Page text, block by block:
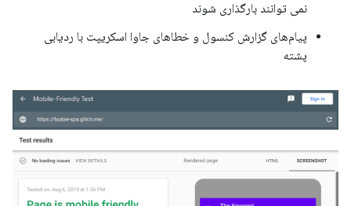
نمی توانند بارگذاری شوند
پیام‌های گزارش کنسول و خطاهای جاوا اسکریپت با ردیابی
پشته